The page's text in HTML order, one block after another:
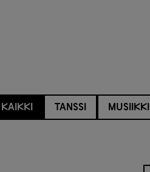
KAIKKI TANSSI MUSIIKKI